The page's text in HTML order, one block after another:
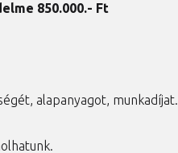
850.000.- Ft
alapanyagot, munkadíjat.